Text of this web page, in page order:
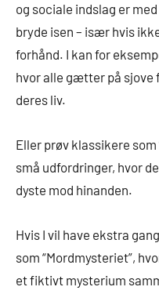
og sociale indslag er
bryde isen – især hvis
forhånd. I kan for
hvor alle gætter på sjove
deres liv.
Eller prøv klassikere som
små udfordringer, hvor
dyste mod hinanden.
Hvis I vil have ekstra
som “Mordmysteriet”,
et fiktivt mysterium